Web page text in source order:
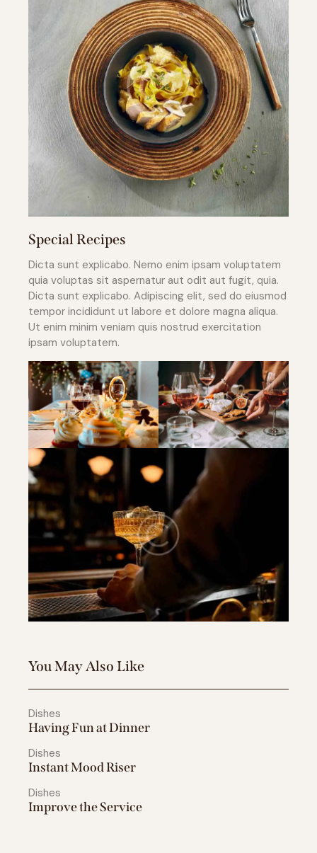
Special Recipes
Dicta sunt explicabo. Nemo enim ipsam voluptatem
quia voluptas sit aspernatur aut odit aut fugit, quia.
Dicta sunt explicabo. Adipiscing elit, sed do eiusmod
tempor incididunt ut labore et dolore magna aliqua.
Ut enim minim veniam quis nostrud exercitation
ipsam voluptatem.
You May Also Like
Dishes
Having Fun at Dinner
Dishes
Instant Mood Riser
Dishes
Improve the Service